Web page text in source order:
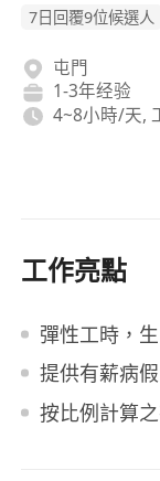
7日回覆9位候選人
屯門
1-3年经验
4~8小時/天,
工作亮點
彈性工時，
提供有薪病
按比例計算